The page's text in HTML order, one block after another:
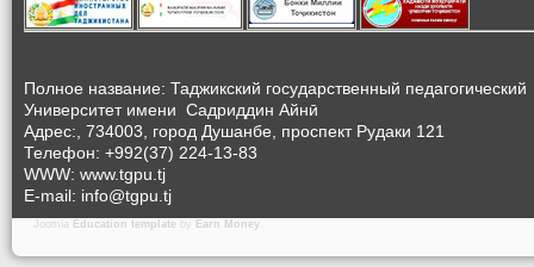
Полное название: Таджикский государственный педагогический
Университет имени Садриддин Айнӣ
Адрес:, 734003, город Душанбе, проспект Рудаки 121
Телефон: +992(37) 224-13-83
WWW: www.tgpu.tj
E-mail: info@tgpu.tj
Joomla Education template by Earn Money.